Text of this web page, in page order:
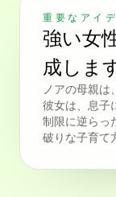
重要なアイ
強い女
成しま
ノアの母親は
彼女は、息子
制限に逆らっ
破りな子育て